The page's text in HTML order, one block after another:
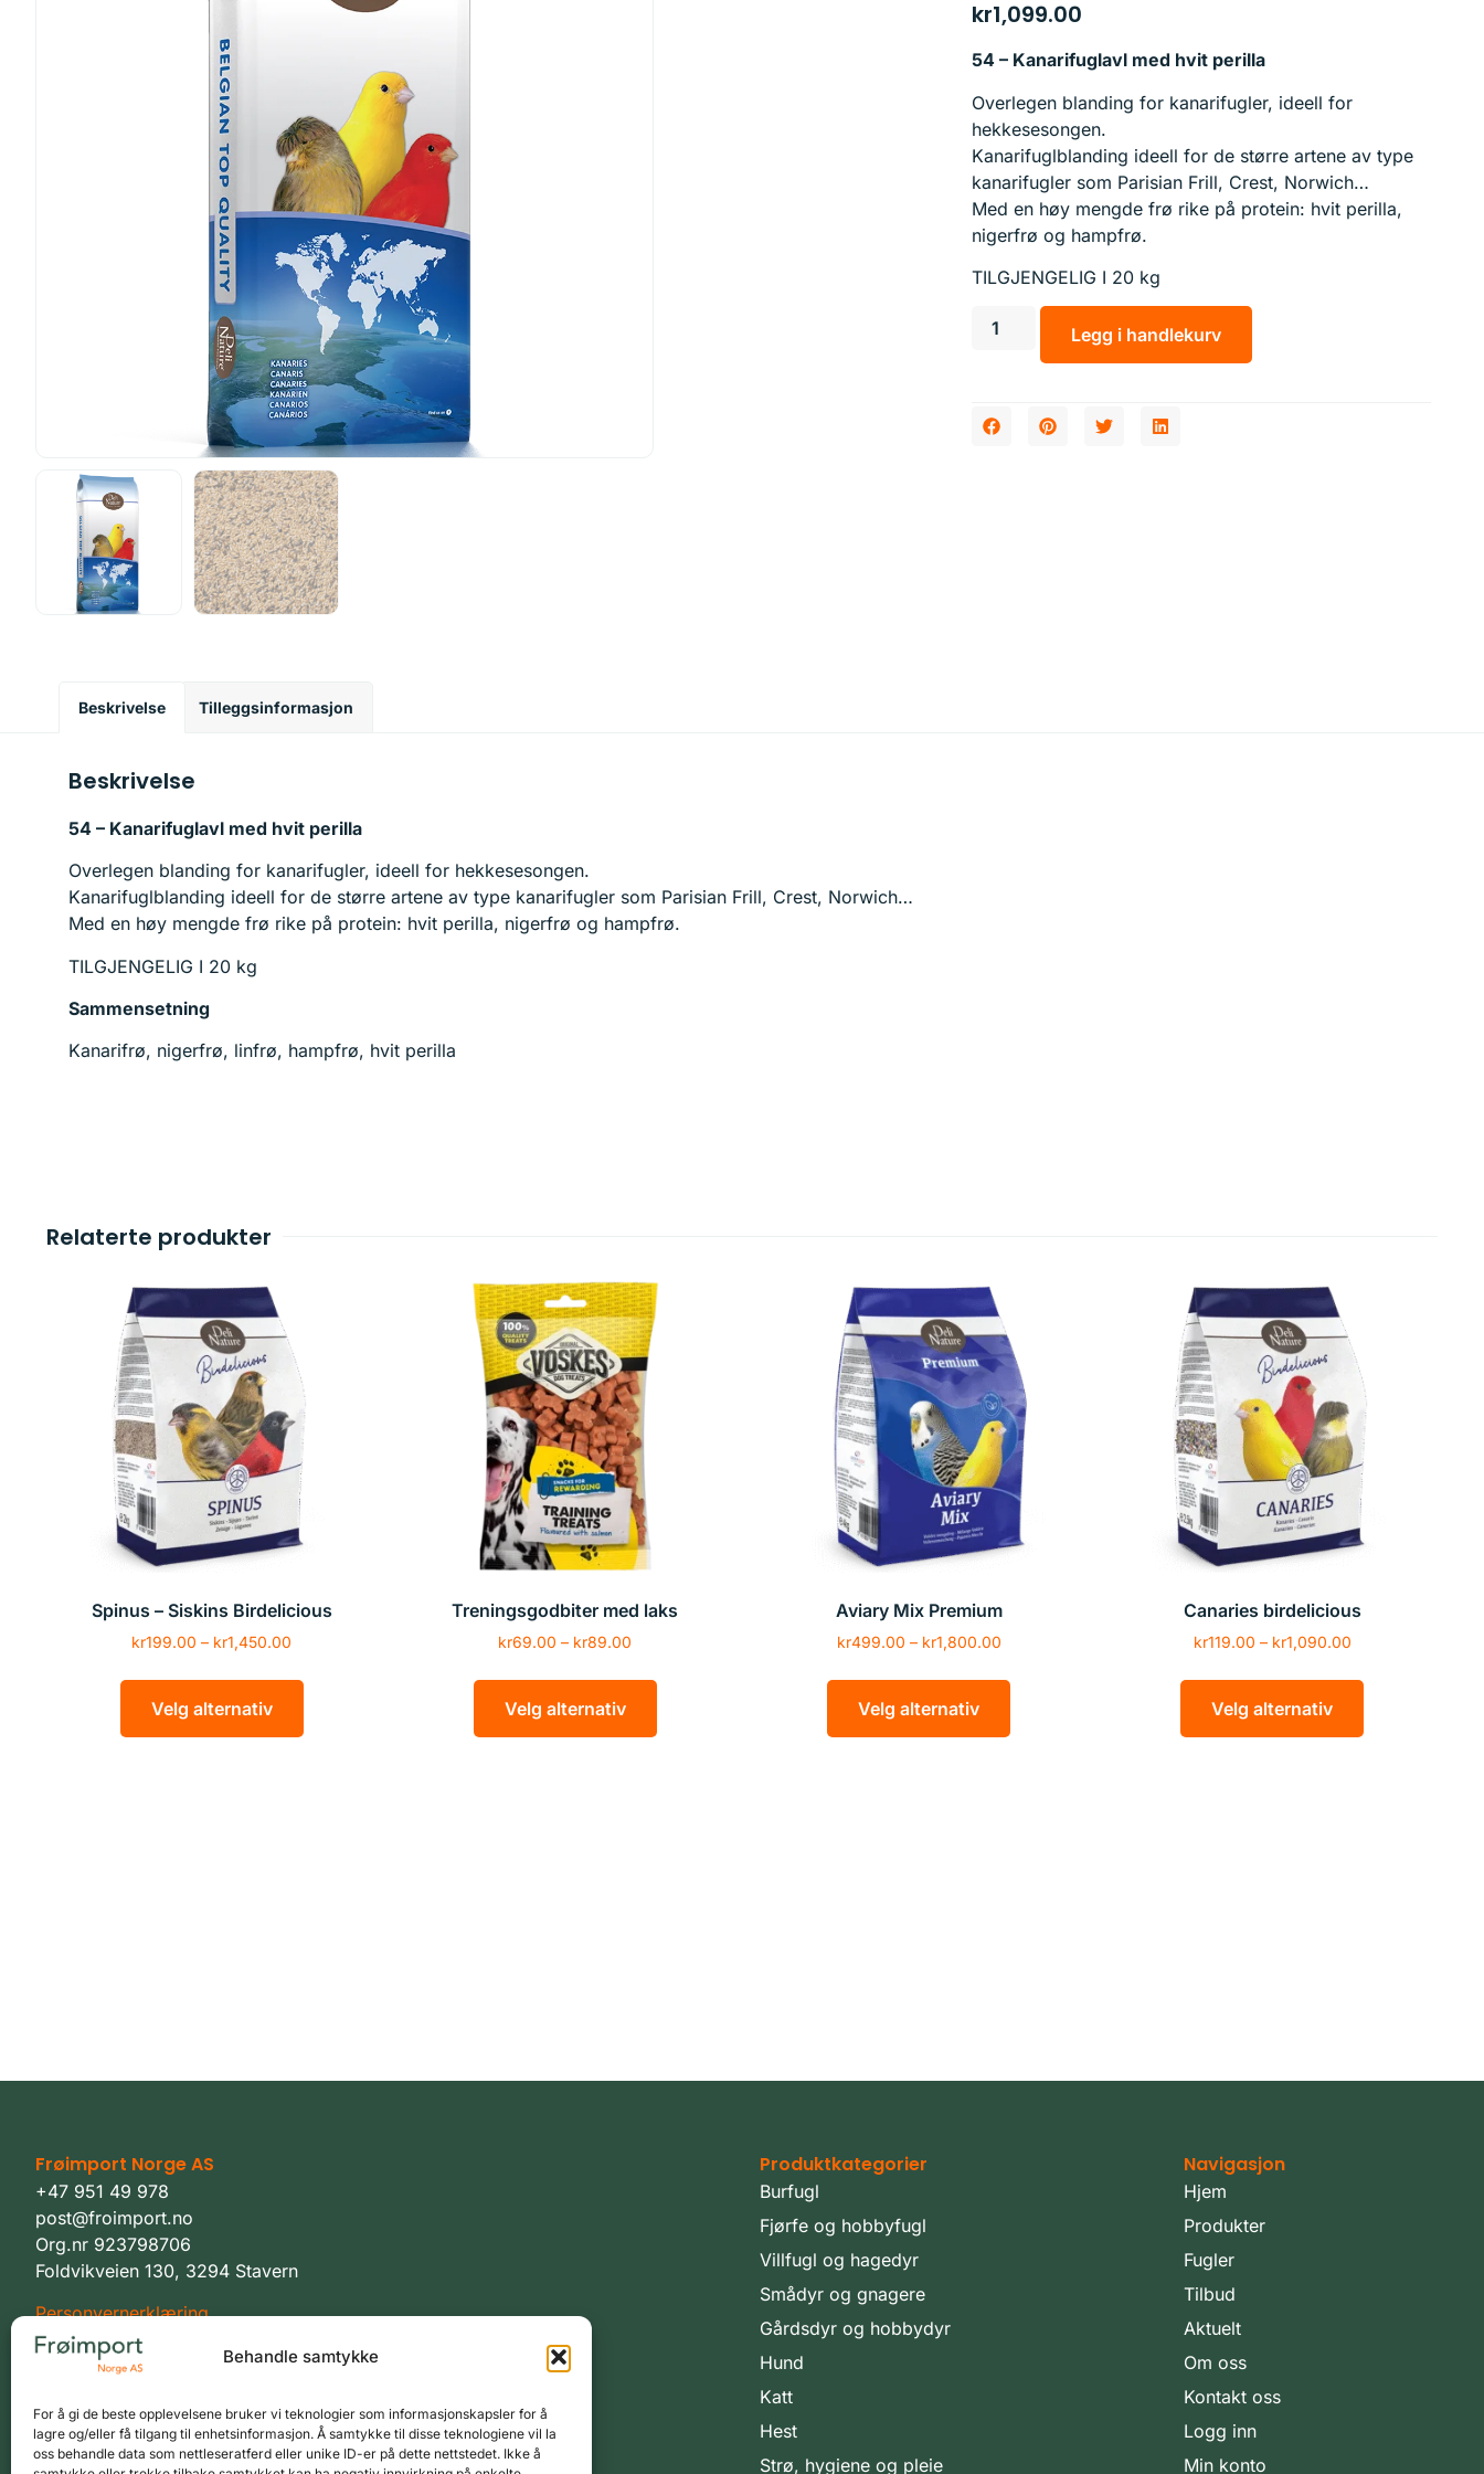
Behandle samtykke
For å gi de beste opplevelsene bruker vi teknologier som informasjonskapsler for å
lagre og/eller få tilgang til enhetsinformasjon. Å samtykke til disse teknologiene vil la
oss behandle data som nettleseratferd eller unike ID-er på dette nettstedet. Ikke å
kr1,099.00
54 – Kanarifuglavl med hvit perilla
Overlegen blanding for kanarifugler, ideell for
hekkesesongen.
Kanarifuglblanding ideell for de større artene av type
kanarifugler som Parisian Frill, Crest, Norwich…
Med en høy mengde frø rike på protein: hvit perilla,
nigerfrø og hampfrø.
TILGJENGELIG I 20 kg
Legg i handlekurv
Beskrivelse Tilleggsinformasjon
Beskrivelse
54 – Kanarifuglavl med hvit perilla
Overlegen blanding for kanarifugler, ideell for hekkesesongen.
Kanarifuglblanding ideell for de større artene av type kanarifugler som Parisian Frill, Crest, Norwich…
Med en høy mengde frø rike på protein: hvit perilla, nigerfrø og hampfrø.
TILGJENGELIG I 20 kg
Sammensetning
Kanarifrø, nigerfrø, linfrø, hampfrø, hvit perilla
Relaterte produkter
Spinus – Siskins Birdelicious
kr199.00 – kr1,450.00
Velg alternativ
Treningsgodbiter med laks
kr69.00 – kr89.00
Velg alternativ
Aviary Mix Premium
kr499.00 – kr1,800.00
Velg alternativ
Canaries birdelicious
kr119.00 – kr1,090.00
Velg alternativ
Frøimport Norge AS
+47 951 49 978
post@froimport.no
Org.nr 923798706
Foldvikveien 130, 3294 Stavern
Personvernerklæring
Vilkår
Produktkategorier
Burfugl
Fjørfe og hobbyfugl
Villfugl og hagedyr
Smådyr og gnagere
Gårdsdyr og hobbydyr
Hund
Katt
Hest
Strø, hygiene og pleie
Navigasjon
Hjem
Produkter
Fugler
Tilbud
Aktuelt
Om oss
Kontakt oss
Logg inn
Min konto